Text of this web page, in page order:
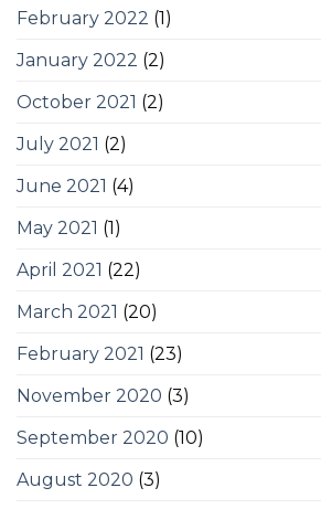
February 2022 (1)
January 2022 (2)
October 2021 (2)
July 2021 (2)
June 2021 (4)
May 2021 (1)
April 2021 (22)
March 2021 (20)
February 2021 (23)
November 2020 (3)
September 2020 (10)
August 2020 (3)